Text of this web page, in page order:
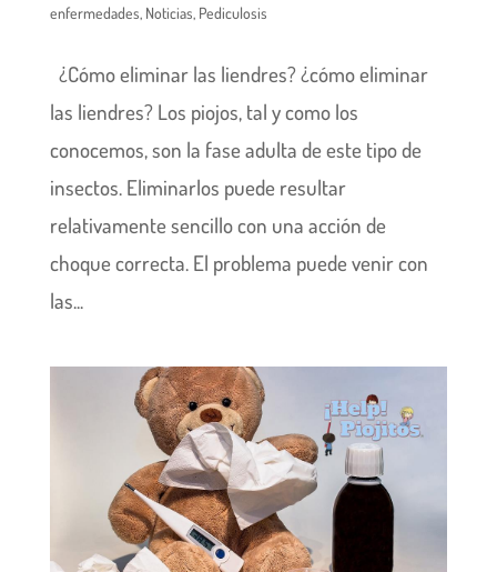
enfermedades, Noticias, Pediculosis
¿Cómo eliminar las liendres? ¿cómo eliminar
las liendres? Los piojos, tal y como los
conocemos, son la fase adulta de este tipo de
insectos. Eliminarlos puede resultar
relativamente sencillo con una acción de
choque correcta. El problema puede venir con
las...